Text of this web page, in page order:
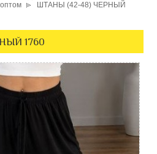
ШТАНЫ (42-48) ЧЕРНЫЙ
1760